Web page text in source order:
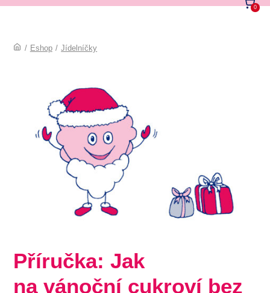
0
/ Eshop / Jídelníčky
Příručka: Jak
na vánoční cukroví bez